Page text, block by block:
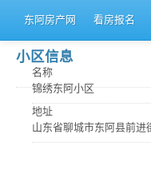
东阿房产网 看房报名
小区信息
名称
锦绣东阿小区
地址
山东省聊城市东阿县前进